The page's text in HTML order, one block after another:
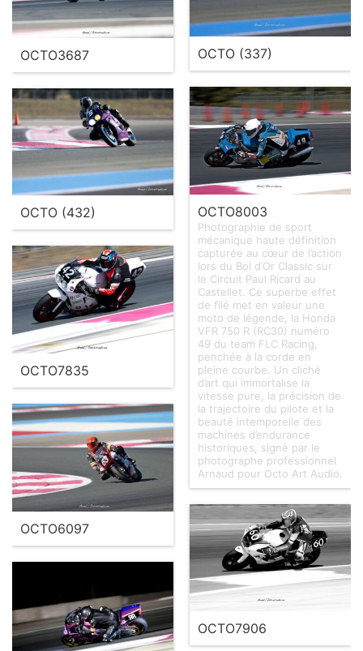
OCTO (337)
OCTO3687
OCTO8003
Photographie de sport
mécanique haute définition
capturée au cœur de l’action
lors du Bol d’Or Classic sur
le Circuit Paul Ricard au
Castellet. Ce superbe effet
de filé met en valeur une
moto de légende, la Honda
VFR 750 R (RC30) numéro
49 du team FLC Racing,
penchée à la corde en
pleine courbe. Un cliché
d’art qui immortalise la
vitesse pure, la précision de
la trajectoire du pilote et la
beauté intemporelle des
machines d’endurance
historiques, signé par le
photographe professionnel
Arnaud pour Octo Art Audio.
OCTO (432)
OCTO7835
OCTO6097
OCTO7906